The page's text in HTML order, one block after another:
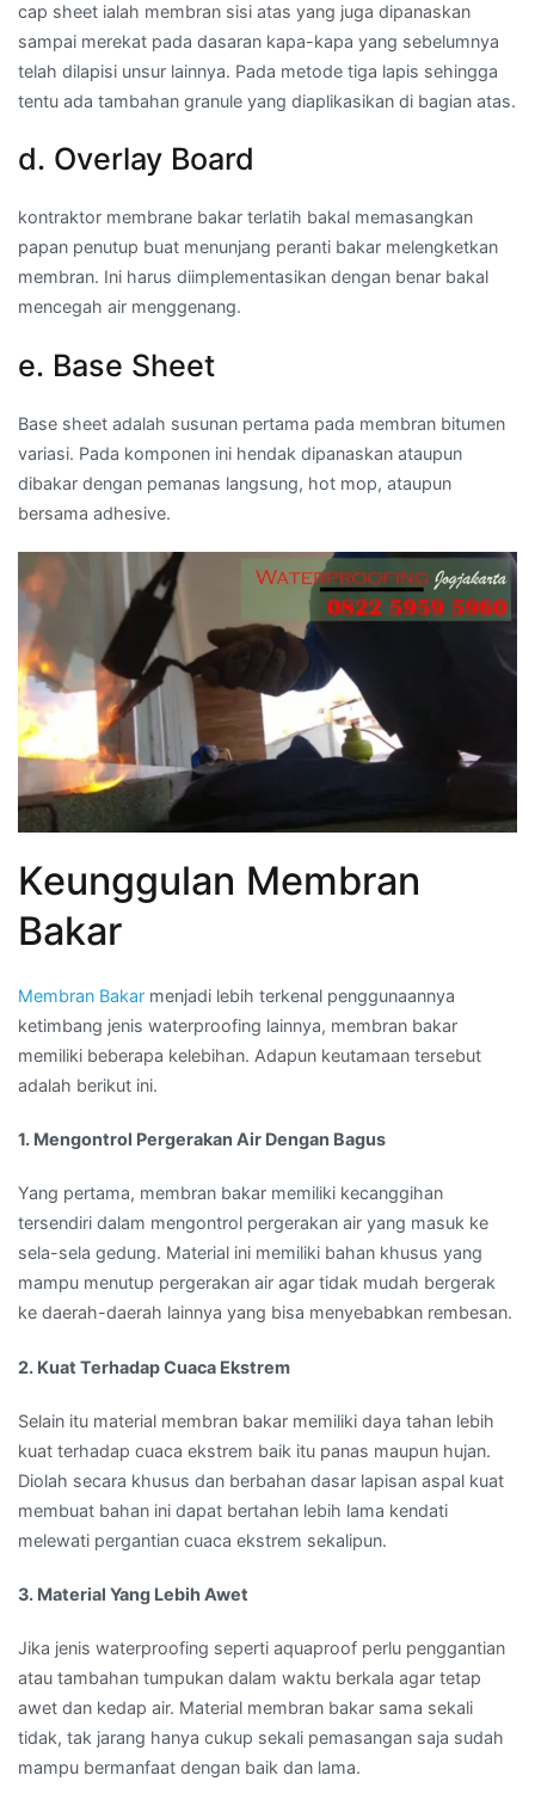
cap sheet ialah membran sisi atas yang juga dipanaskan
sampai merekat pada dasaran kapa-kapa yang sebelumnya
telah dilapisi unsur lainnya. Pada metode tiga lapis sehingga
tentu ada tambahan granule yang diaplikasikan di bagian atas.
d. Overlay Board
kontraktor membrane bakar terlatih bakal memasangkan
papan penutup buat menunjang peranti bakar melengketkan
membran. Ini harus diimplementasikan dengan benar bakal
mencegah air menggenang.
e. Base Sheet
Base sheet adalah susunan pertama pada membran bitumen
variasi. Pada komponen ini hendak dipanaskan ataupun
dibakar dengan pemanas langsung, hot mop, ataupun
bersama adhesive.
Keunggulan Membran
Bakar
Membran Bakar menjadi lebih terkenal penggunaannya
ketimbang jenis waterproofing lainnya, membran bakar
memiliki beberapa kelebihan. Adapun keutamaan tersebut
adalah berikut ini.
1. Mengontrol Pergerakan Air Dengan Bagus
Yang pertama, membran bakar memiliki kecanggihan
tersendiri dalam mengontrol pergerakan air yang masuk ke
sela-sela gedung. Material ini memiliki bahan khusus yang
mampu menutup pergerakan air agar tidak mudah bergerak
ke daerah-daerah lainnya yang bisa menyebabkan rembesan.
2. Kuat Terhadap Cuaca Ekstrem
Selain itu material membran bakar memiliki daya tahan lebih
kuat terhadap cuaca ekstrem baik itu panas maupun hujan.
Diolah secara khusus dan berbahan dasar lapisan aspal kuat
membuat bahan ini dapat bertahan lebih lama kendati
melewati pergantian cuaca ekstrem sekalipun.
3. Material Yang Lebih Awet
Jika jenis waterproofing seperti aquaproof perlu penggantian
atau tambahan tumpukan dalam waktu berkala agar tetap
awet dan kedap air. Material membran bakar sama sekali
tidak, tak jarang hanya cukup sekali pemasangan saja sudah
mampu bermanfaat dengan baik dan lama.